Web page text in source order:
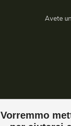
Vorremmo
Avete